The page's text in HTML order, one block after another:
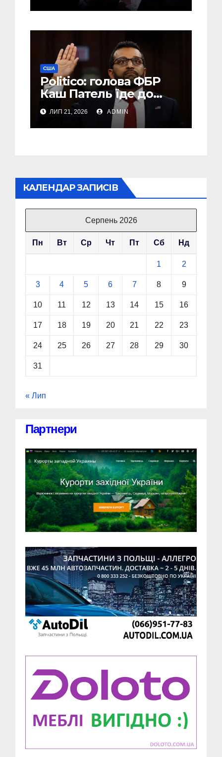
США
Politico: голова ФБР
Каш Патель їде до
Росії із засекреченою
місією
ЛИП 21, 2026 ADMIN
КАЛЕНДАР ЗАПИСІВ
Серпень 2026
Пн Вт Ср Чт Пт Сб Нд
1 2
3 4 5 6 7 8 9
10 11 12 13 14 15 16
17 18 19 20 21 22 23
24 25 26 27 28 29 30
31
« Лип
Партнери